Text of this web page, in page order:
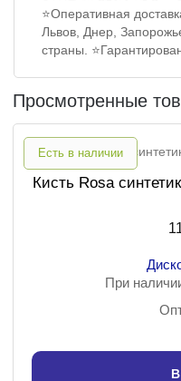
⭐Оперативная
Львов, Днер,
страны.
Просмотренные
Есть в наличии
Кисть Rosa
При